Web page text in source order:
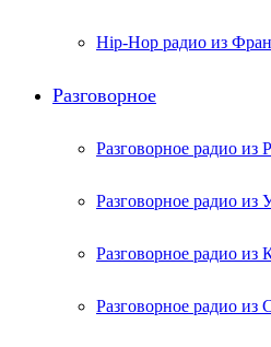
Hip-Hop радио из
Разговорное
Разговорное радио из
Разговорное радио из
Разговорное радио из
Разговорное радио